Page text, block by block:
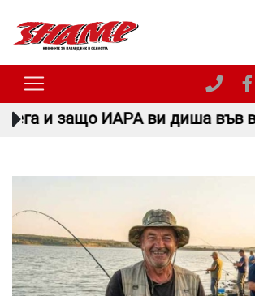
диша във врата? Рев на